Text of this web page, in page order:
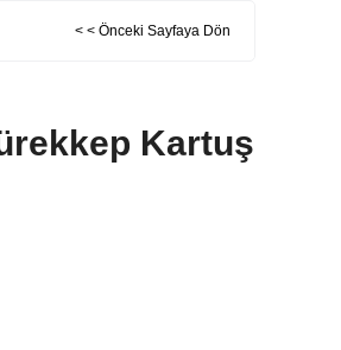
< < Önceki Sayfaya Dön
Kartuş